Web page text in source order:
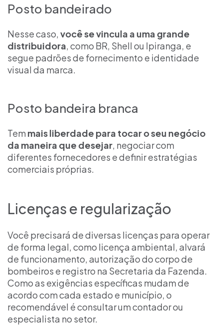
Posto bandeirado
Nesse caso, você se vincula a uma grande
distribuidora, como BR, Shell ou Ipiranga, e
segue padrões de fornecimento e identidade
visual da marca.
Posto bandeira branca
Tem mais liberdade para tocar o seu negócio
da maneira que desejar, negociar com
diferentes fornecedores e definir estratégias
comerciais próprias.
Licenças e regularização
Você precisará de diversas licenças para operar
de forma legal, como licença ambiental, alvará
de funcionamento, autorização do corpo de
bombeiros e registro na Secretaria da Fazenda.
Como as exigências específicas mudam de
acordo com cada estado e município, o
recomendável é consultar um contador ou
especialista no setor.